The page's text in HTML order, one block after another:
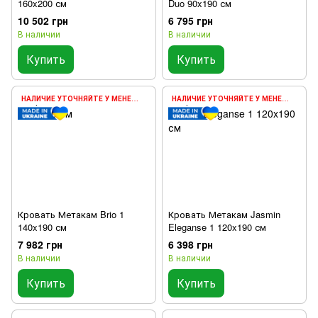
160x200 см
10 502 грн
В наличии
Купить
Duo 90x190 см
6 795 грн
В наличии
Купить
НАЛИЧИЕ УТОЧНЯЙТЕ У МЕНЕДЖЕРА
Кровать Метакам Brio 1
140x190 см
7 982 грн
В наличии
Купить
НАЛИЧИЕ УТОЧНЯЙТЕ У МЕНЕДЖЕРА
Кровать Метакам Jasmin
Eleganse 1 120x190 см
6 398 грн
В наличии
Купить